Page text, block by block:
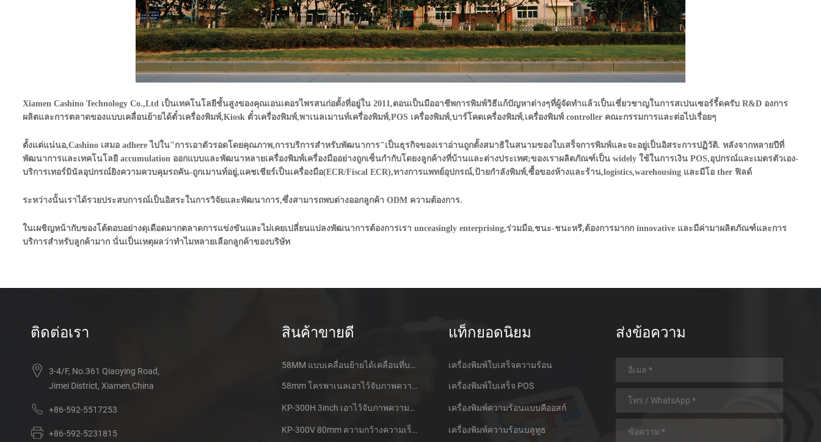
Xiamen Cashino Technology Co.,Ltd เป็นเทคโนโลยีชั้นสูงของคุณเอนเตอรไพรสนก่อตั้งที่อยู่ใน 2011,ตอนเป็นมืออาชีพการพิมพ์วิธีแก้ปัญหาต่างๆที่ผู้จัดทำแล้วเป็นเชี่ยวชาญในการสเปนเซอร์รี้ดครับ R&D องการ
ผลิตและการตลาดของแบบเคลื่อนย้ายได้ตั๋วเครื่องพิมพ์,Kiosk ตั๋วเครื่องพิมพ์,พาเนลเมานท์เครื่องพิมพ์,POS เครื่องพิมพ์,บาร์โคดเครื่องพิมพ์,เครื่องพิมพ์ controller คณะกรรมการและต่อไปเรื่อยๆ
ตั้งแต่แน่นอ,Cashino เสมอ adhere ไปใน"การเอาตัวรอดโดยคุณภาพ,การบริการสำหรับพัฒนาการ"เป็นธุรกิจของเราอ่านถูกตั้งสมาธิในสนามของใบเสร็จการพิมพ์และจะอยู่เป็นอิสระการปฏิวัติ. หลังจากหลายปีที่
พัฒนาการและเทคโนโลยี accumulation ออกแบบและพัฒนาหลายเครื่องพิมพ์เครื่องมืออย่างถูกเซ็นกำกับโดยงลูกค้างที่บ้านและต่างประเทศ;ของเราผลิตภัณฑ์เป็น widely ใช้ในการเงิน POS,อุปกรณ์และเมตรตัวเอง-
บริการเทอร์มินัลอุปกรณ์ยิงความควบคุมรถคัน-ถูกเมานท์อยู่,แคชเชียร์เป็นเครื่องมือ(ECR/Fiscal ECR),ทางการแพทย์อุปกรณ์,ป้ายกำลังพิมพ์,ซื้อของห้างและร้าน,logistics,warehousing และมีโอ ther ฟิลด์
ระหว่างนั้นเราได้รวยประสบการณ์เป็นอิสระในการวิจัยและพัฒนาการ,ซึ่งสามารถพบต่างออกลูกค้า ODM ความต้องการ.
ในเผชิญหน้ากับของโต้ตอบอย่างดุเดือดมากตลาดการแข่งขันและไม่เคยเปลี่ยนแปลงพัฒนาการต้องการเรา unceasingly enterprising,ร่วมมือ,ชนะ-ชนะหรี,ต้องการมากก innovative และมีค่ามาผลิตภัณฑ์และการ
บริการสำหรับลูกค้ามาก นั่นเป็นเหตุผลว่าทำไมหลายเลือกลูกค้าของบริษัท
ติดต่อเรา
3-4/F, No.361 Qiaoying Road,
Jimei District, Xiamen,China
+86-592-5517253
+86-592-5231815
สินค้าขายดี
58MM แบบเคลื่อนย้ายได้เคลื่อนที่บลูทูธเอาไว้จับภาพความร้อนที่เครื่องพิมพ์ PTP-ฉัน
58mm โครพาเนลเอาไว้จับภาพความร้อนที่ใบเสร็จของเครื่องพิมพ์ CSN-A1
KP-300H 3inch เอาไว้จับภาพความร้อนที่ Kiosk เครื่องพิมพ์ศูนย์ควบคุม Kde ในโมดูล
KP-300V 80mm ความกว้างความเร็วสูง Kiosk เอาไว้จับภาพความร้อนที่เครื่องพิมพ์
แท็กยอดนิยม
เครื่องพิมพ์ใบเสร็จความร้อน
เครื่องพิมพ์ใบเสร็จ POS
เครื่องพิมพ์ความร้อนแบบคีออสก์
เครื่องพิมพ์ความร้อนบลูทูธ
ส่งข้อความ